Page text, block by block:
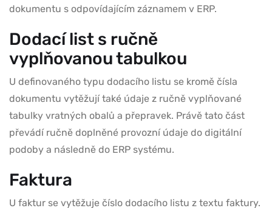
dokumentu s odpovídajícím záznamem v ERP.
Dodací list s ručně
vyplňovanou tabulkou
U definovaného typu dodacího listu se kromě čísla
dokumentu vytěžují také údaje z ručně vyplňované
tabulky vratných obalů a přepravek. Právě tato část
převádí ručně doplněné provozní údaje do digitální
podoby a následně do ERP systému.
Faktura
U faktur se vytěžuje číslo dodacího listu z textu faktury.